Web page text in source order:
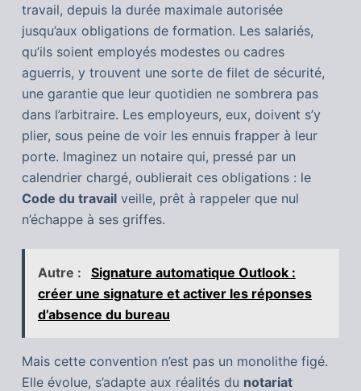
travail, depuis la durée maximale autorisée
jusqu’aux obligations de formation. Les salariés,
qu’ils soient employés modestes ou cadres
aguerris, y trouvent une sorte de filet de sécurité,
une garantie que leur quotidien ne sombrera pas
dans l’arbitraire. Les employeurs, eux, doivent s’y
plier, sous peine de voir les ennuis frapper à leur
porte. Imaginez un notaire qui, pressé par un
calendrier chargé, oublierait ces obligations : le
Code du travailveille, prêt à rappeler que nul
n’échappe à ses griffes.
Autre :
Signature automatique Outlook :
créer une signature et activer les réponses
d’absence du bureau
Mais cette convention n’est pas un monolithe figé.
Elle évolue, s’adapte aux réalités du notariat